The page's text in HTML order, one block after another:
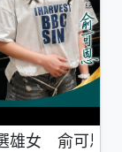
雄女 俞可恩